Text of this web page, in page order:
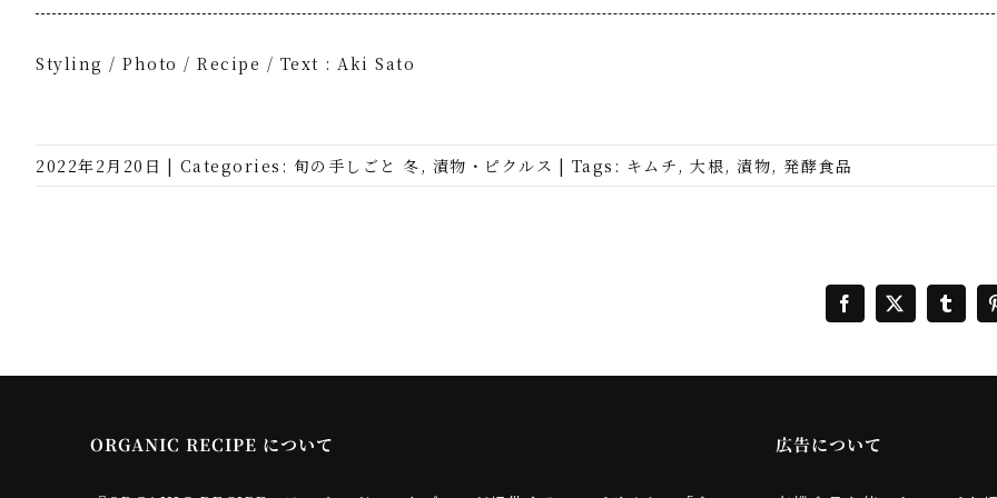
Styling / Photo / Recipe / Text : Aki Sato
2022年2月20日 | Categories: 旬の手しごと 冬, 漬物・ピクルス | Tags: キムチ, 大根, 漬物, 発酵食品
Facebook
X
ORGANIC RECIPE について 広告について